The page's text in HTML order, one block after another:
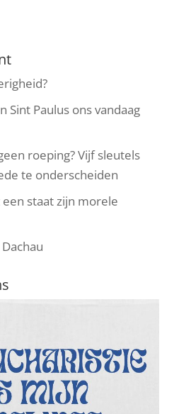
Sint Paulus ons vandaag
roeping? Vijf sleutels
te onderscheiden
staat zijn morele